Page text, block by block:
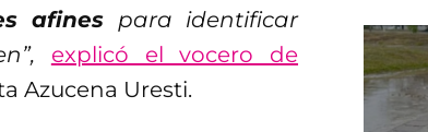
afines para identificar
explicó el vocero de
Azucena Uresti.